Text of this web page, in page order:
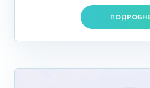
УЗИ шеи в Москве позволяет:
Оценить работу крупных и